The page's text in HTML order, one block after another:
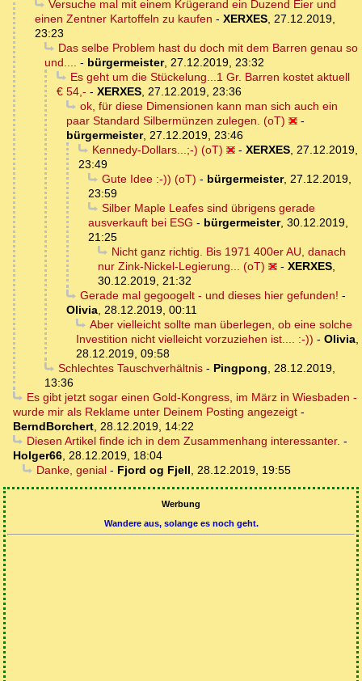
Versuche mal mit einem Krügerand ein Duzend Eier und
einen Zentner Kartoffeln zu kaufen - XERXES 27.12.2019,
23:23
Das selbe Problem hast du doch mit dem Barren genau so
und....
- bürgermeister, 27.12.2019, 23:32
Es geht um die Stückelung...1 Gr. Barren kostet aktuell
€ 54,- - XERXES 27.12.2019, 23:36
ok, für diese Dimensionen kann man sich auch ein
paar Standard Silbermünzen zulegen. (oT)
-
bürgermeister, 27.12.2019, 23:46
Kennedy-Dollars...;-) (oT)
- XERXES, 27.12.2019,
23:49
Gute Idee :-)) (oT) - bürgermeister, 27.12.2019,
23:59
Silber Maple Leafes sind übrigens gerade
ausverkauft bei ESG - bürgermeister, 30.12.2019,
21:25
Nicht ganz richtig. Bis 1971 400er AU, danach
nur Zink-Nickel-Legierung... (oT)
- XERXES
30.12.2019, 21:32
Gerade mal gegoogelt - und dieses hier gefunden! -
Olivia 28.12.2019, 00:11
Aber vielleicht sollte man überlegen, ob eine solche
Investition nicht vielleicht vorzuziehen ist.... :-)) - Olivia
28.12.2019, 09:58
Schlechtes Tauschverhältnis- Pingpong
28.12.2019,
13:36
Es gibt jetzt sogar einen Gold-Kongress, im März in Wiesbaden -
wurde mir als Reklame unter Deinem Posting angezeigt -
BerndBorchert 28.12.2019, 14:22
Diesen Artikel finde ich in dem Zusammenhang interessanter. -
Holger66 28.12.2019, 18:04
Danke, genial- Fjord og Fjell 28.12.2019, 19:55
Werbung
Wandere aus, solange es noch geht.